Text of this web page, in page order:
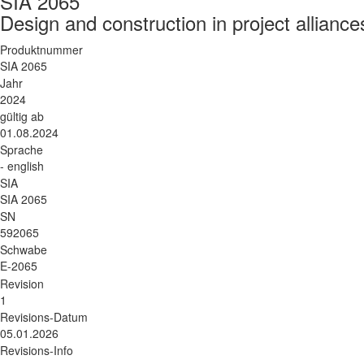
Design and construction in project
Produktnummer
SIA 2065
Jahr
2024
gültig ab
01.08.2024
Sprache
- english
SIA
SIA 2065
SN
592065
Schwabe
E-2065
Revision
1
Revisions-Datum
05.01.2026
Revisions-Info